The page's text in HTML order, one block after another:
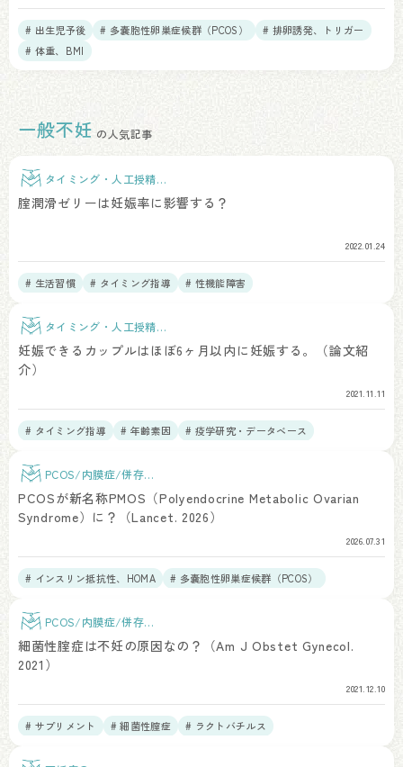
# 出生児予後 # 多嚢胞性卵巣症候群（PCOS）
# 排卵誘発、トリガー
# 体重、BMI
一般不妊 の人気記事
タイミング・人工授精治
腟潤滑ゼリーは妊娠率に影響する？
2022.01.24
# 生活習慣 # タイミング指導 # 性機能障害
タイミング・人工授精治
妊娠できるカップルはほぼ6ヶ月以内に妊娠する。（論文紹
介）
2021.11.11
# タイミング指導 # 年齢素因 # 疫学研究・データベース
PCOS/内膜症/併存疾
PCOSが新名称PMOS（Polyendocrine Metabolic Ovarian
Syndrome）に？（Lancet. 2026）
2026.07.31
# インスリン抵抗性、HOMA
# 多嚢胞性卵巣症候群（PCOS）
PCOS/内膜症/併存疾
患
細菌性腟症は不妊の原因なの？（Am J Obstet Gynecol.
2021）
2021.12.10
# サプリメント # 細菌性膣症 # ラクトバチルス